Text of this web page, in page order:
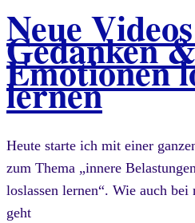
Neue
Gedanken
Emotionen
lernen
Heute starte ich mit einer
zum Thema „innere
loslassen lernen“. Wie auch bei
geht